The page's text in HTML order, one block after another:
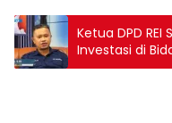
Ketua DPD
Investasi di